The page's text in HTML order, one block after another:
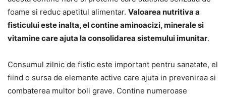
foame si reduc apetitul alimentar. Valoarea nutritiva a
fisticului este inalta, el contine aminoacizi, minerale si
vitamine care ajuta la consolidarea sistemului imunitar.
Consumul zilnic de fistic este important pentru sanatate, el
fiind o sursa de elemente active care ajuta in prevenirea si
combaterea multor boli grave. Contine numeroase